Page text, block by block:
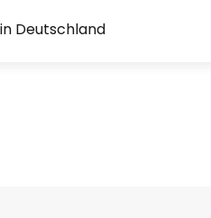
Deutschland